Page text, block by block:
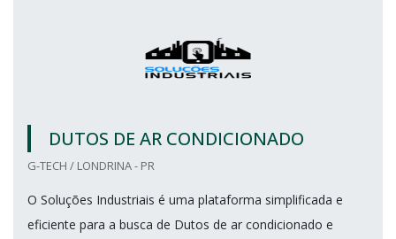
DUTOS DE AR CONDICIONADO
G-TECH / LONDRINA - PR
O Soluções Industriais é uma plataforma simplificada e
eficiente para a busca de Dutos de ar condicionado e